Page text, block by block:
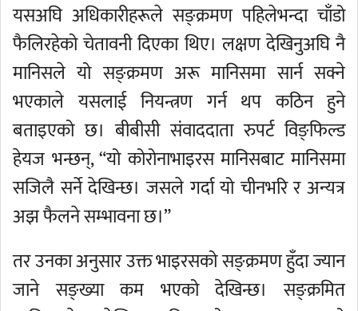
यसअघि अधिकारीहरूले सङ्क्रमण पहिलेभन्दा चाँडो
फैलिरहेको चेतावनी दिएका थिए। लक्षण देखिनुअघि नै
मानिसले यो सङ्क्रमण अरू मानिसमा सार्न सक्ने
भएकाले यसलाई नियन्त्रण गर्न थप कठिन हुने
बताइएको छ। बीबीसी संवाददाता रुपर्ट विङ्फिल्ड
हेयज भन्छन्, “यो कोरोनाभाइरस मानिसबाट मानिसमा
सजिलै सर्ने देखिन्छ। जसले गर्दा यो चीनभरि र अन्यत्र
अझ फैलने सम्भावना छ।”
तर उनका अनुसार उक्त भाइरसको सङ्क्रमण हुँदा ज्यान
जाने सङ्ख्या कम भएको देखिन्छ। सङ्क्रमित